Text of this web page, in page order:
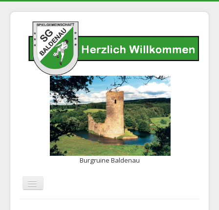
Burgruine Baldenau
Navigation